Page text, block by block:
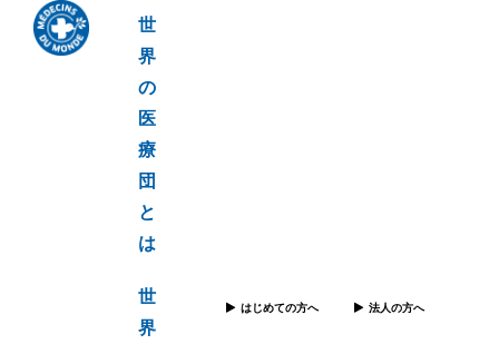
世
界
の
医
療
団
と
は
世
界
はじめての方へ 法人の方へ